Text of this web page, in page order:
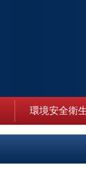
環境安全衛